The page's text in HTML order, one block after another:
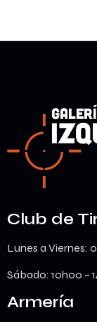
Club de
Lunes a Viernes:
Sábado: 10h00 –
Armería